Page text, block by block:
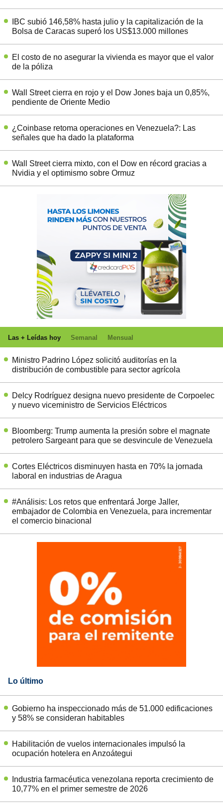
IBC subió 146,58% hasta julio y la capitalización de la
Bolsa de Caracas superó los US$13.000 millones
El costo de no asegurar la vivienda es mayor que el valor
de la póliza
Wall Street cierra en rojo y el Dow Jones baja un 0,85%,
pendiente de Oriente Medio
¿Coinbase retoma operaciones en Venezuela?: Las
señales que ha dado la plataforma
Wall Street cierra mixto, con el Dow en récord gracias a
Nvidia y el optimismo sobre Ormuz
Las + Leídas hoy Semanal Mensual
Ministro Padrino López solicitó auditorías en la
distribución de combustible para sector agrícola
Delcy Rodríguez designa nuevo presidente de Corpoelec
y nuevo viceministro de Servicios Eléctricos
Bloomberg: Trump aumenta la presión sobre el magnate
petrolero Sargeant para que se desvincule de Venezuela
Cortes Eléctricos disminuyen hasta en 70% la jornada
laboral en industrias de Aragua
#Análisis: Los retos que enfrentará Jorge Jaller,
embajador de Colombia en Venezuela, para incrementar
el comercio binacional
Lo último
Gobierno ha inspeccionado más de 51.000 edificaciones
y 58% se consideran habitables
Habilitación de vuelos internacionales impulsó la
ocupación hotelera en Anzoátegui
Industria farmacéutica venezolana reporta crecimiento de
10,77% en el primer semestre de 2026